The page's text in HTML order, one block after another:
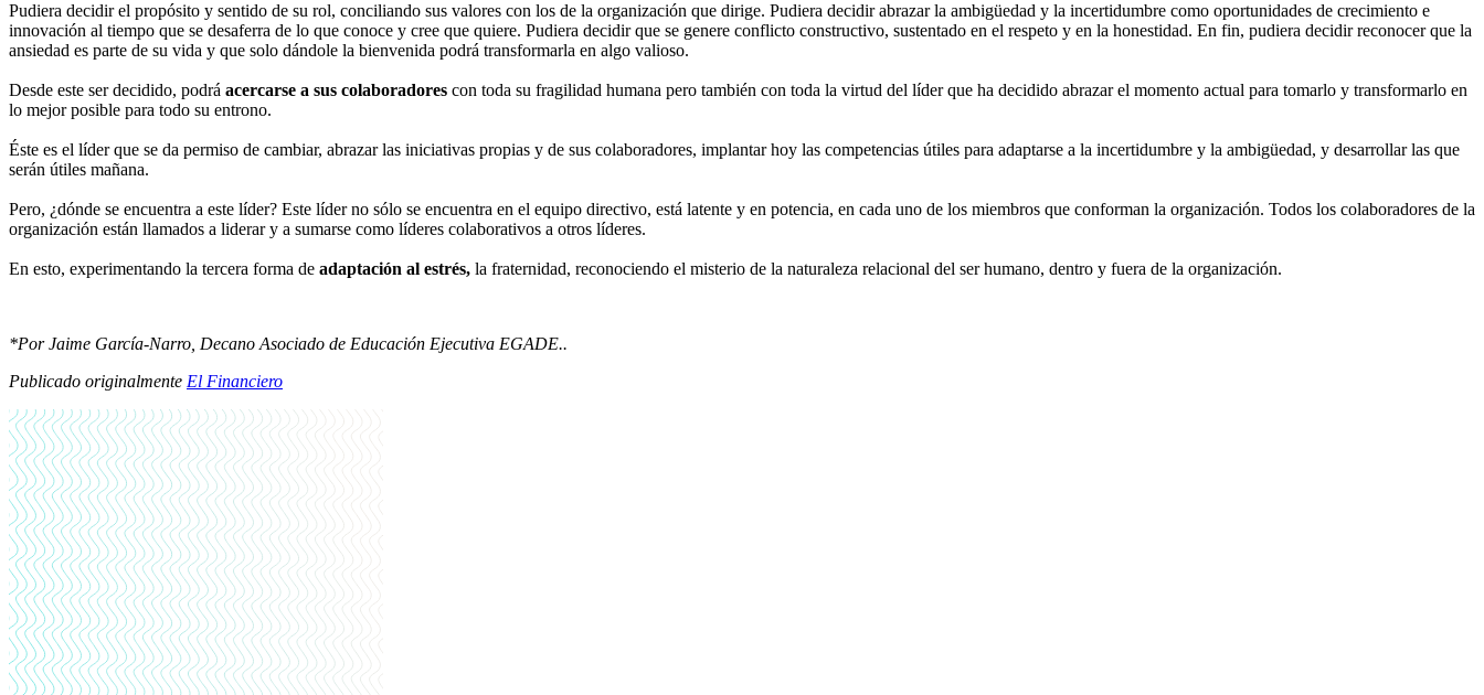
Pudiera decidir el propósito y sentido de su rol, conciliando sus valores con los de la organización que dirige. Pudiera decidir abrazar la ambigüedad y la incertidumbre como oportunidades de crecimiento e
innovación al tiempo que se desaferra de lo que conoce y cree que quiere. Pudiera decidir que se genere conflicto constructivo, sustentado en el respeto y en la honestidad. En fin, pudiera decidir reconocer que la
ansiedad es parte de su vida y que solo dándole la bienvenida podrá transformarla en algo valioso.
Desde este ser decidido, podrá acercarse a sus colaboradores con toda su fragilidad humana pero también con toda la virtud del líder que ha decidido abrazar el momento actual para tomarlo y transformarlo en
lo mejor posible para todo su entrono.
Éste es el líder que se da permiso de cambiar, abrazar las iniciativas propias y de sus colaboradores, implantar hoy las competencias útiles para adaptarse a la incertidumbre y la ambigüedad, y desarrollar las que
serán útiles mañana.
Pero, ¿dónde se encuentra a este líder? Este líder no sólo se encuentra en el equipo directivo, está latente y en potencia, en cada uno de los miembros que conforman la organización. Todos los colaboradores de la
organización están llamados a liderar y a sumarse como líderes colaborativos a otros líderes.
En esto, experimentando la tercera forma de adaptación al estrés, la fraternidad, reconociendo el misterio de la naturaleza relacional del ser humano, dentro y fuera de la organización.
*Por Jaime García-Narro, Decano Asociado de Educación Ejecutiva EGADE..
Publicado originalmente El Financiero